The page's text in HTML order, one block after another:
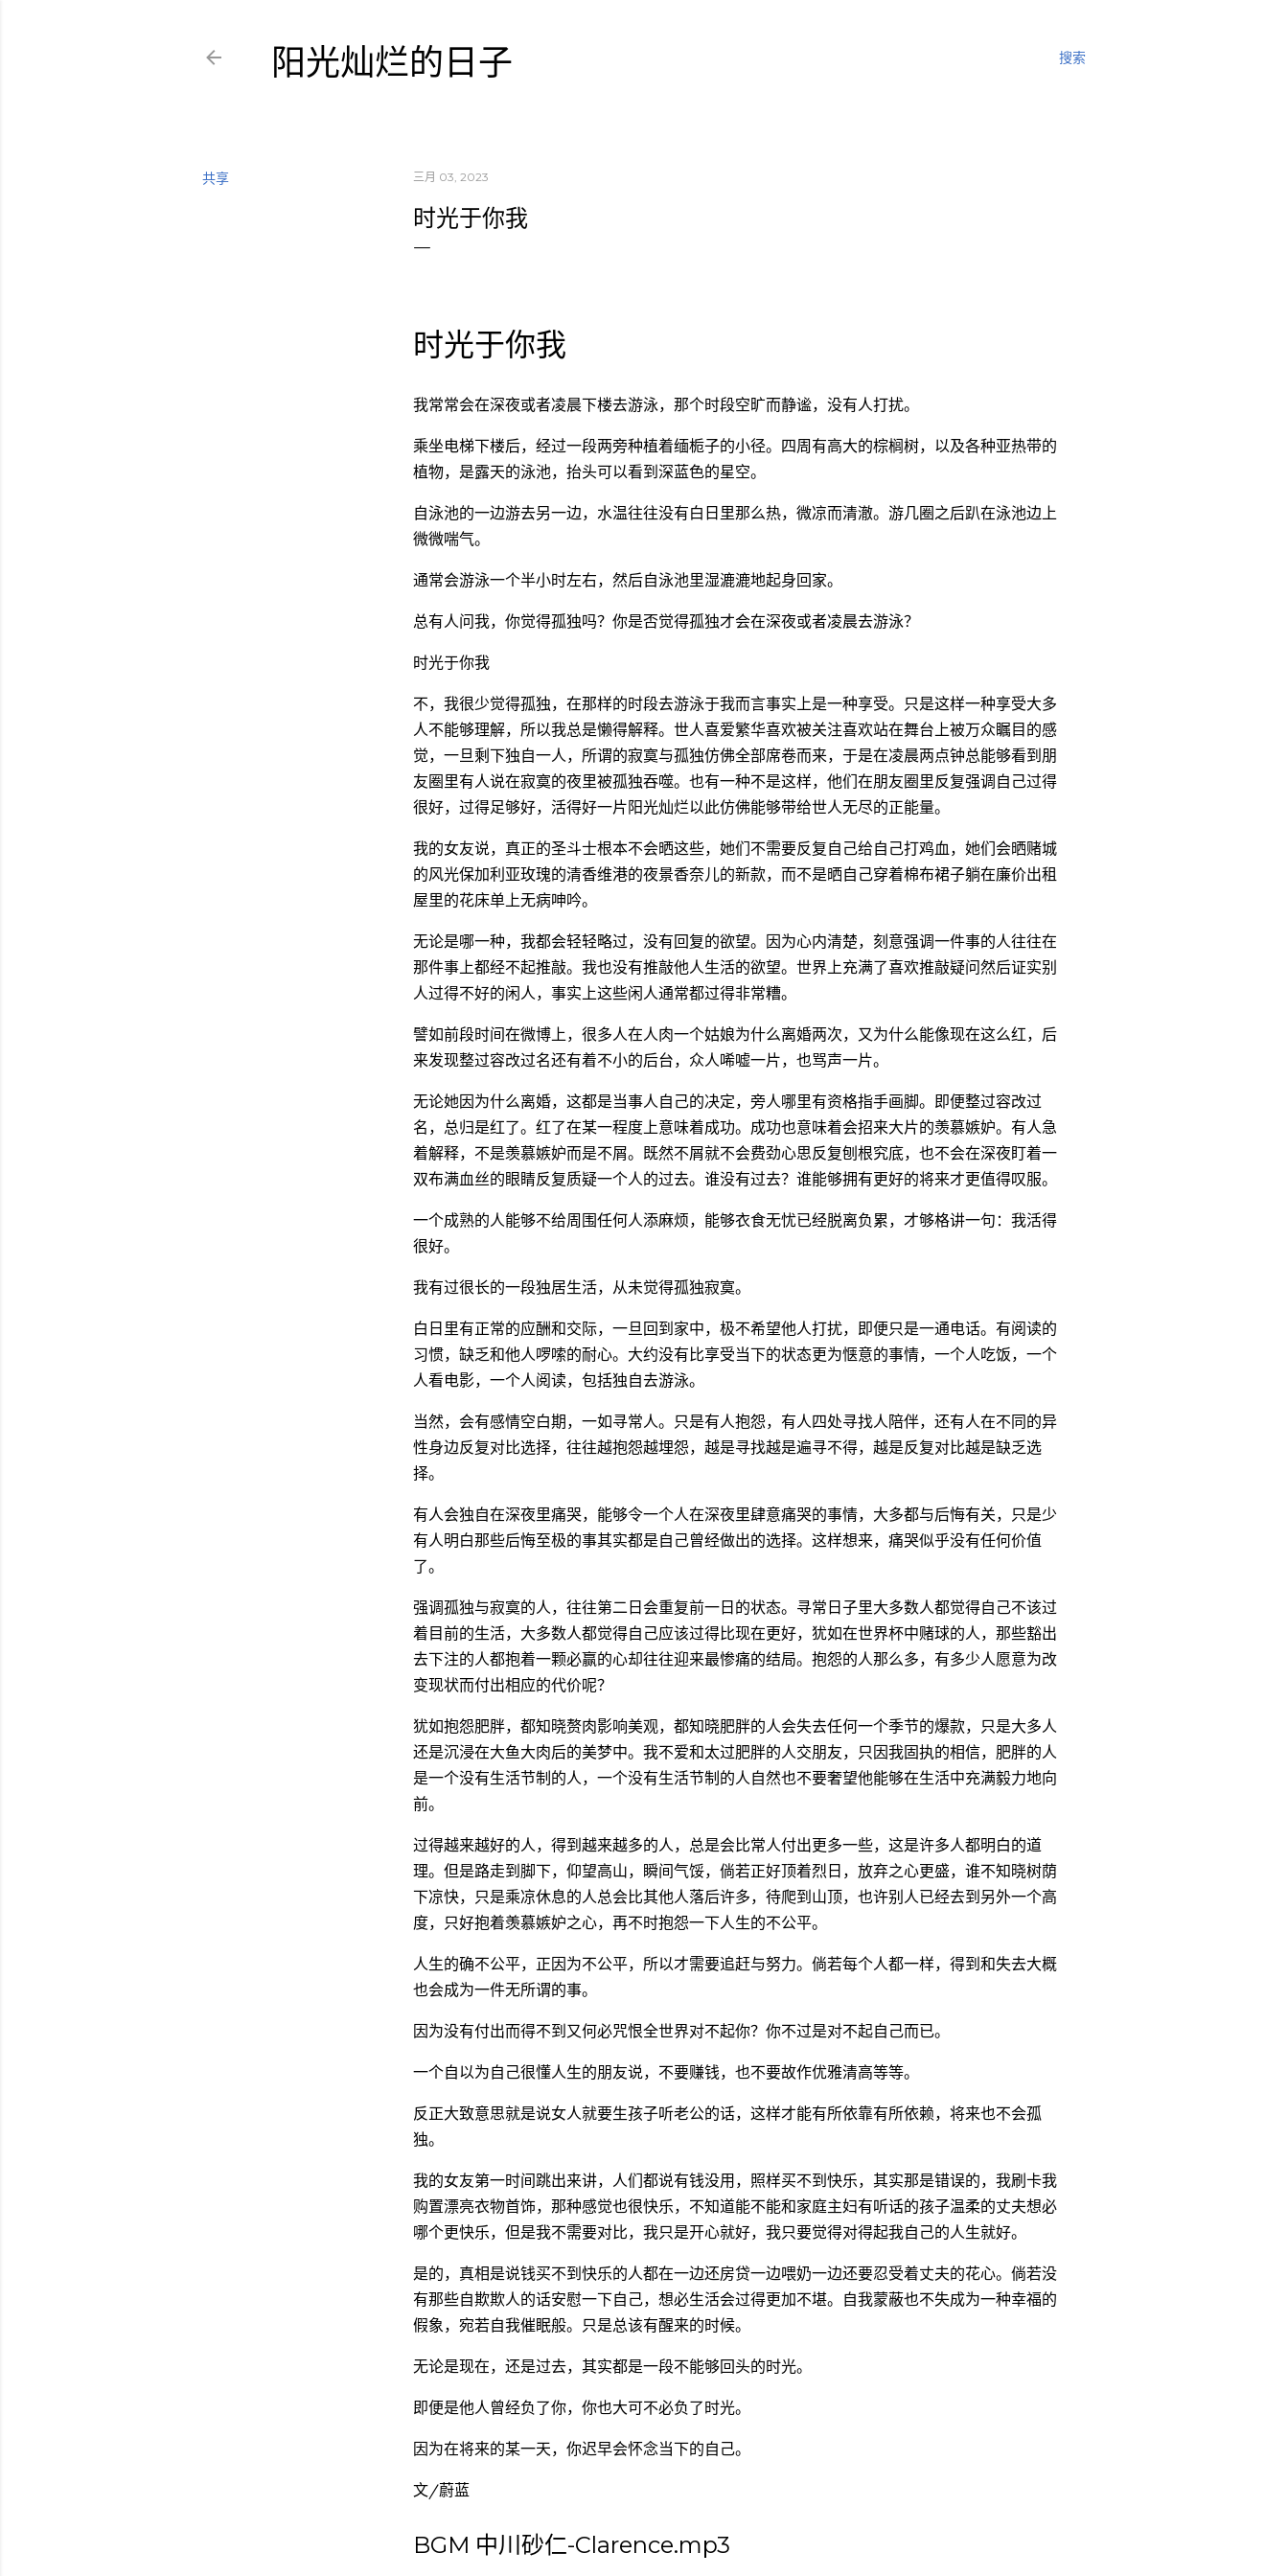
搜索
阳光灿烂的日子
共享 三月 03, 2023
时光于你我
时光于你我
我常常会在深夜或者凌晨下楼去游泳，那个时段空旷而静谧，没有人打扰。
乘坐电梯下楼后，经过一段两旁种植着缅栀子的小径。四周有高大的棕榈树，以及各种亚热带的
植物，是露天的泳池，抬头可以看到深蓝色的星空。
自泳池的一边游去另一边，水温往往没有白日里那么热，微凉而清澈。游几圈之后趴在泳池边上
微微喘气。
通常会游泳一个半小时左右，然后自泳池里湿漉漉地起身回家。
总有人问我，你觉得孤独吗？你是否觉得孤独才会在深夜或者凌晨去游泳？
时光于你我
不，我很少觉得孤独，在那样的时段去游泳于我而言事实上是一种享受。只是这样一种享受大多
人不能够理解，所以我总是懒得解释。世人喜爱繁华喜欢被关注喜欢站在舞台上被万众瞩目的感
觉，一旦剩下独自一人，所谓的寂寞与孤独仿佛全部席卷而来，于是在凌晨两点钟总能够看到朋
友圈里有人说在寂寞的夜里被孤独吞噬。也有一种不是这样，他们在朋友圈里反复强调自己过得
很好，过得足够好，活得好一片阳光灿烂以此仿佛能够带给世人无尽的正能量。
我的女友说，真正的圣斗士根本不会晒这些，她们不需要反复自己给自己打鸡血，她们会晒赌城
的风光保加利亚玫瑰的清香维港的夜景香奈儿的新款，而不是晒自己穿着棉布裙子躺在廉价出租
屋里的花床单上无病呻吟。
无论是哪一种，我都会轻轻略过，没有回复的欲望。因为心内清楚，刻意强调一件事的人往往在
那件事上都经不起推敲。我也没有推敲他人生活的欲望。世界上充满了喜欢推敲疑问然后证实别
人过得不好的闲人，事实上这些闲人通常都过得非常糟。
譬如前段时间在微博上，很多人在人肉一个姑娘为什么离婚两次，又为什么能像现在这么红，后
来发现整过容改过名还有着不小的后台，众人唏嘘一片，也骂声一片。
无论她因为什么离婚，这都是当事人自己的决定，旁人哪里有资格指手画脚。即便整过容改过
名，总归是红了。红了在某一程度上意味着成功。成功也意味着会招来大片的羡慕嫉妒。有人急
着解释，不是羡慕嫉妒而是不屑。既然不屑就不会费劲心思反复刨根究底，也不会在深夜盯着一
双布满血丝的眼睛反复质疑一个人的过去。谁没有过去？谁能够拥有更好的将来才更值得叹服。
一个成熟的人能够不给周围任何人添麻烦，能够衣食无忧已经脱离负累，才够格讲一句：我活得
很好。
我有过很长的一段独居生活，从未觉得孤独寂寞。
白日里有正常的应酬和交际，一旦回到家中，极不希望他人打扰，即便只是一通电话。有阅读的
习惯，缺乏和他人啰嗦的耐心。大约没有比享受当下的状态更为惬意的事情，一个人吃饭，一个
人看电影，一个人阅读，包括独自去游泳。
当然，会有感情空白期，一如寻常人。只是有人抱怨，有人四处寻找人陪伴，还有人在不同的异
性身边反复对比选择，往往越抱怨越埋怨，越是寻找越是遍寻不得，越是反复对比越是缺乏选
择。
有人会独自在深夜里痛哭，能够令一个人在深夜里肆意痛哭的事情，大多都与后悔有关，只是少
有人明白那些后悔至极的事其实都是自己曾经做出的选择。这样想来，痛哭似乎没有任何价值
了。
强调孤独与寂寞的人，往往第二日会重复前一日的状态。寻常日子里大多数人都觉得自己不该过
着目前的生活，大多数人都觉得自己应该过得比现在更好，犹如在世界杯中赌球的人，那些豁出
去下注的人都抱着一颗必赢的心却往往迎来最惨痛的结局。抱怨的人那么多，有多少人愿意为改
变现状而付出相应的代价呢？
犹如抱怨肥胖，都知晓赘肉影响美观，都知晓肥胖的人会失去任何一个季节的爆款，只是大多人
还是沉浸在大鱼大肉后的美梦中。我不爱和太过肥胖的人交朋友，只因我固执的相信，肥胖的人
是一个没有生活节制的人，一个没有生活节制的人自然也不要奢望他能够在生活中充满毅力地向
前。
过得越来越好的人，得到越来越多的人，总是会比常人付出更多一些，这是许多人都明白的道
理。但是路走到脚下，仰望高山，瞬间气馁，倘若正好顶着烈日，放弃之心更盛，谁不知晓树荫
下凉快，只是乘凉休息的人总会比其他人落后许多，待爬到山顶，也许别人已经去到另外一个高
度，只好抱着羡慕嫉妒之心，再不时抱怨一下人生的不公平。
人生的确不公平，正因为不公平，所以才需要追赶与努力。倘若每个人都一样，得到和失去大概
也会成为一件无所谓的事。
因为没有付出而得不到又何必咒恨全世界对不起你？你不过是对不起自己而已。
一个自以为自己很懂人生的朋友说，不要赚钱，也不要故作优雅清高等等。
反正大致意思就是说女人就要生孩子听老公的话，这样才能有所依靠有所依赖，将来也不会孤
独。
我的女友第一时间跳出来讲，人们都说有钱没用，照样买不到快乐，其实那是错误的，我刷卡我
购置漂亮衣物首饰，那种感觉也很快乐，不知道能不能和家庭主妇有听话的孩子温柔的丈夫想必
哪个更快乐，但是我不需要对比，我只是开心就好，我只要觉得对得起我自己的人生就好。
是的，真相是说钱买不到快乐的人都在一边还房贷一边喂奶一边还要忍受着丈夫的花心。倘若没
有那些自欺欺人的话安慰一下自己，想必生活会过得更加不堪。自我蒙蔽也不失成为一种幸福的
假象，宛若自我催眠般。只是总该有醒来的时候。
无论是现在，还是过去，其实都是一段不能够回头的时光。
即便是他人曾经负了你，你也大可不必负了时光。
因为在将来的某一天，你迟早会怀念当下的自己。
文/蔚蓝
BGM 中川砂仁-Clarence.mp3